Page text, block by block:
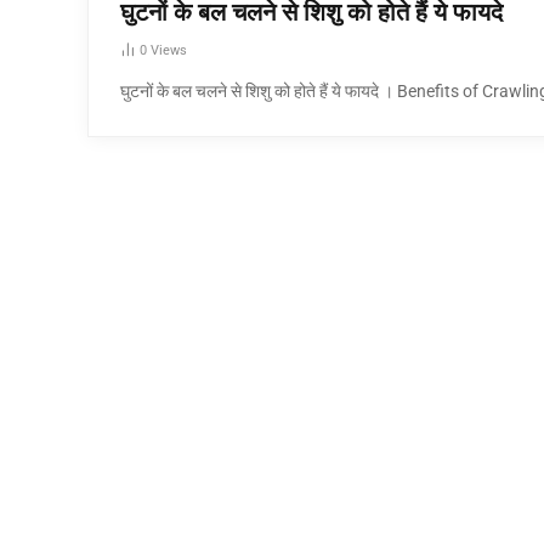
घुटनों के बल चलने से शिशु को होते हैं ये फायदे
0 Views
घुटनों के बल चलने से शिशु को होते हैं ये फायदे । Benefits of